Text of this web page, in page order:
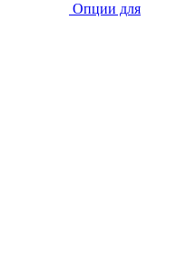
Опции для